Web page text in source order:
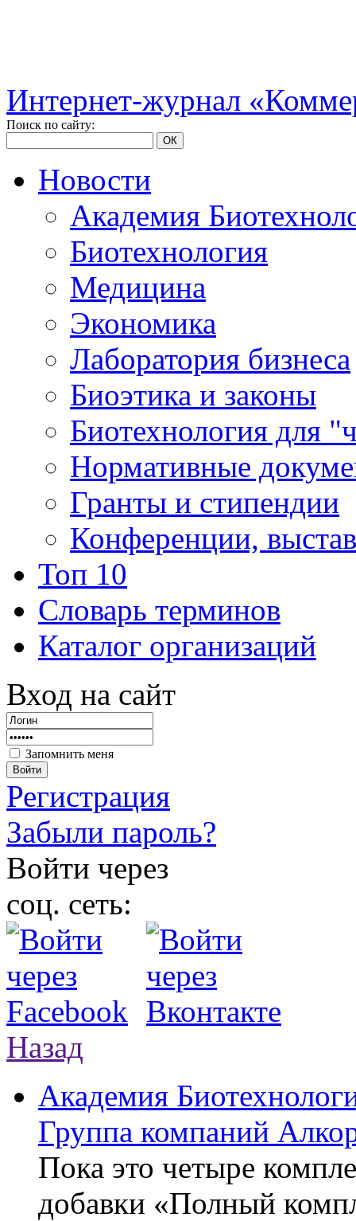
Интернет-журнал
Поиск по сайту:
ОК
Новости
Академия
Биотехнология
Медицина
Экономика
Лаборатория бизнеса
Биоэтика и законы
Биотехнология для
Нормативные
Гранты и стипендии
Конференции,
Топ 10
Словарь терминов
Каталог организаций
Вход на сайт
Запомнить меня
Войти
Регистрация
Забыли пароль?
Войти через
соц. сеть:
Назад
Академия
Группа компаний
Пока это четыре
добавки «Полный